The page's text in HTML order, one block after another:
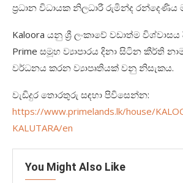
ප්‍රධාන විධායක නිලධාරී රුමින්ද රන්දෙණිය
Kaloora යනු ශ්‍රී ලංකාවේ වඩාත්ම
Prime සමූහ ව්‍යාපාරය දිනා සිටින කීර්ති
වර්ධනය කරන ව්‍යාපෘතියක් වනු නිසැකය.
වැඩිදුර තොරතුරු සඳහා පිවිසෙන්න:
https://www.primelands.lk/house/
KALUTARA/en
You Might Also Like